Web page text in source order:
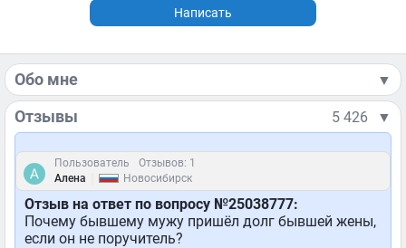
Написать
Обо мне ▼
Отзывы 5 426 ▼
Пользователь
Отзывов: 1
Алена
Новосибирск
Отзыв на ответ по вопросу №25038777:
Почему бывшему мужу пришёл долг бывшей жены,
если он не поручитель?